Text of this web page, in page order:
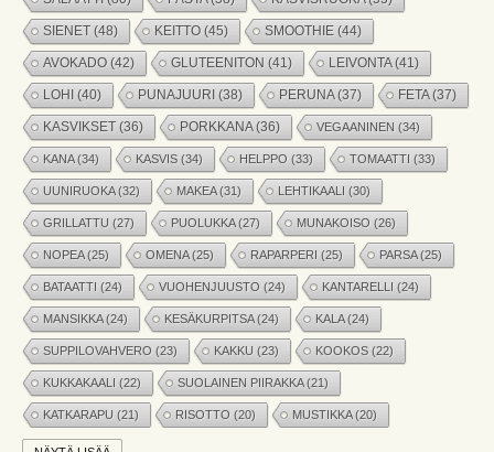
SIENET (48) KEITTO (45) SMOOTHIE (44)
AVOKADO (42) GLUTEENITON (41) LEIVONTA(41)
LOHI (40) PUNAJUURI (38) PERUNA(37) FETA(37)
KASVIKSET (36) PORKKANA(36) VEGAANINEN (34)
KANA(34) KASVIS (34) HELPPO (33) TOMAATTI (33)
UUNIRUOKA(32) MAKEA(31) LEHTIKAALI (30)
GRILLATTU (27) PUOLUKKA(27) MUNAKOISO (26)
NOPEA(25) OMENA(25) RAPARPERI (25) PARSA(25)
BATAATTI (24) VUOHENJUUSTO (24) KANTARELLI (24)
MANSIKKA(24) KESÄKURPITSA(24) KALA(24)
SUPPILOVAHVERO (23) KAKKU (23) KOOKOS (22)
KUKKAKAALI (22) SUOLAINEN PIIRAKKA(21)
KATKARAPU (21) RISOTTO (20) MUSTIKKA(20)
MARJAT(19)